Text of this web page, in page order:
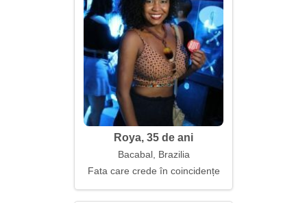
Roya, 35 de ani
Bacabal, Brazilia
Fata care crede în coincidențe